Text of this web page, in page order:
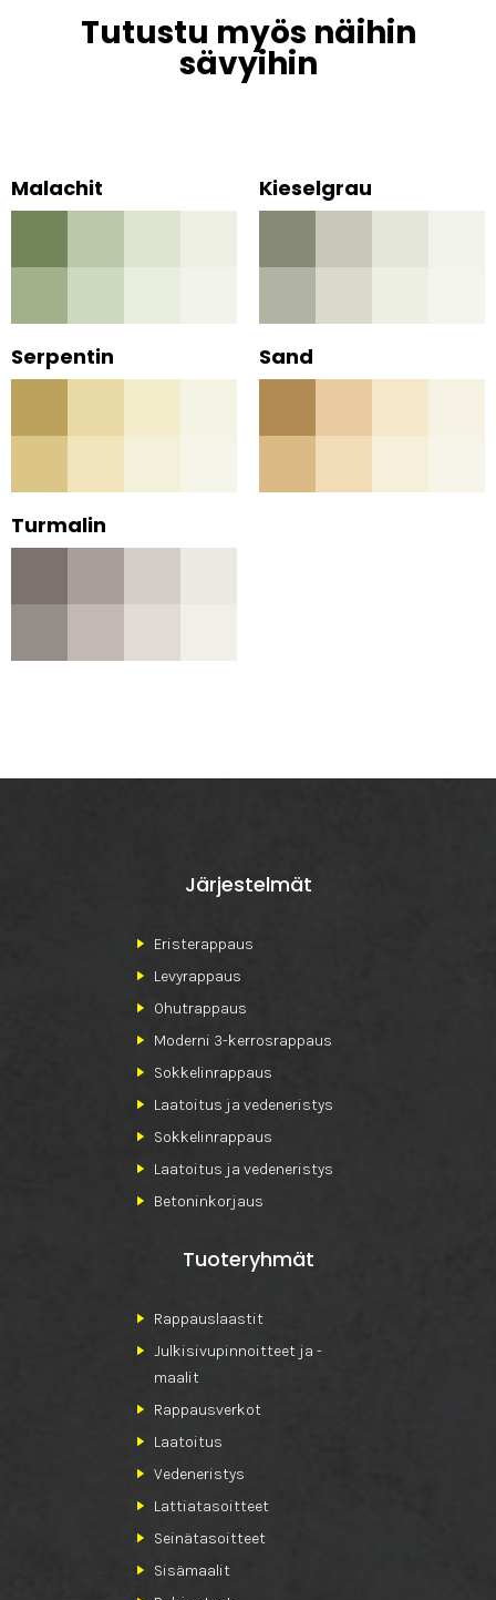
Tutustu myös näihin
sävyihin
Malachit Kieselgrau
Serpentin Sand
Turmalin
Järjestelmät
Eristerappaus
Levyrappaus
Ohutrappaus
Moderni 3-kerrosrappaus
Sokkelinrappaus
Laatoitus ja vedeneristys
Sokkelinrappaus
Laatoitus ja vedeneristys
Betoninkorjaus
Tuoteryhmät
Rappauslaastit
Julkisivupinnoitteet ja -
maalit
Rappausverkot
Laatoitus
Vedeneristys
Lattiatasoitteet
Seinätasoitteet
Sisämaalit